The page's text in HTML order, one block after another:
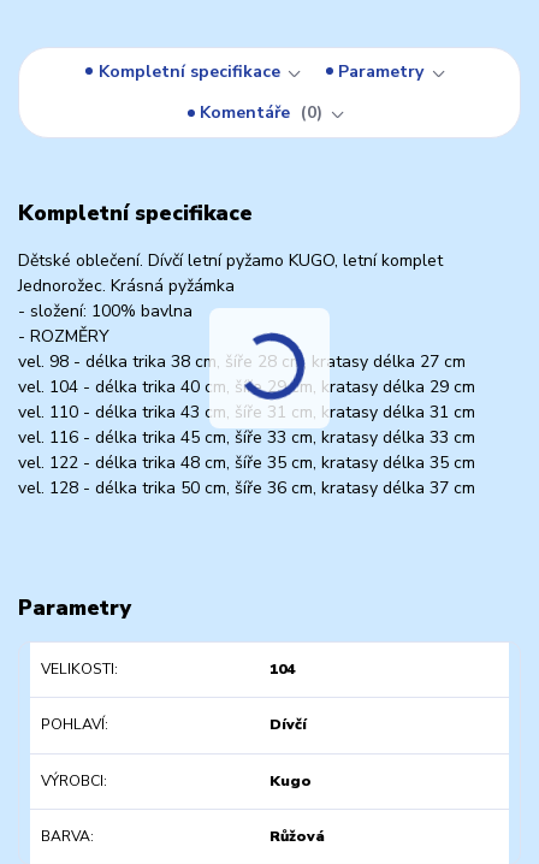
Kompletní specifikace
Parametry
Komentáře
0
Kompletní specifikace
Dětské oblečení. Dívčí letní pyžamo KUGO, letní komplet
Jednorožec. Krásná pyžámka
- složení: 100% bavlna
- ROZMĚRY
vel. 98 - délka trika 38 cm, šíře 28 cm, kratasy délka 27 cm
vel. 104 - délka trika 40 cm, šíře 29 cm, kratasy délka 29 cm
vel. 110 - délka trika 43 cm, šíře 31 cm, kratasy délka 31 cm
vel. 116 - délka trika 45 cm, šíře 33 cm, kratasy délka 33 cm
vel. 122 - délka trika 48 cm, šíře 35 cm, kratasy délka 35 cm
vel. 128 - délka trika 50 cm, šíře 36 cm, kratasy délka 37 cm
Parametry
VELIKOSTI 104
POHLAVÍ Dívčí
VÝROBCI Kugo
BARVA Růžová